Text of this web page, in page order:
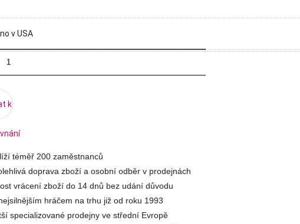
v USA
k
téměř 200 zaměstnanců
doprava zboží a osobní odběr v prodejnách
vrácení zboží do 14 dnů bez udání důvodu
hráčem na trhu již od roku 1993
specializované prodejny ve střední Evropě